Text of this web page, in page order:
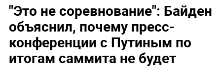
"Это не соревнование": Байден
объяснил, почему пресс-
конференции с Путиным по
итогам саммита не будет